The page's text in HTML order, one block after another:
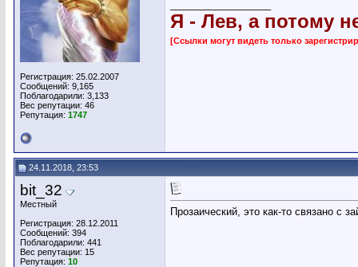
Регистрация: 25.02.2007
Сообщений: 9,165
Поблагодарили: 3,133
Вес репутации: 46
Репутация: 1747
Я - Лев, а потому
[Ссылки могут видеть только
24.11.2018, 23:53
bit_32
Местный
Регистрация: 28.12.2011
Сообщений: 394
Поблагодарили: 441
Вес репутации: 15
Репутация: 10
Прозаический, это как-то связано с